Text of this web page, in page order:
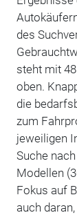
des
steht mit
oben.
die
zum
jeweiligen
Suche
Modellen
Fokus auf
auch